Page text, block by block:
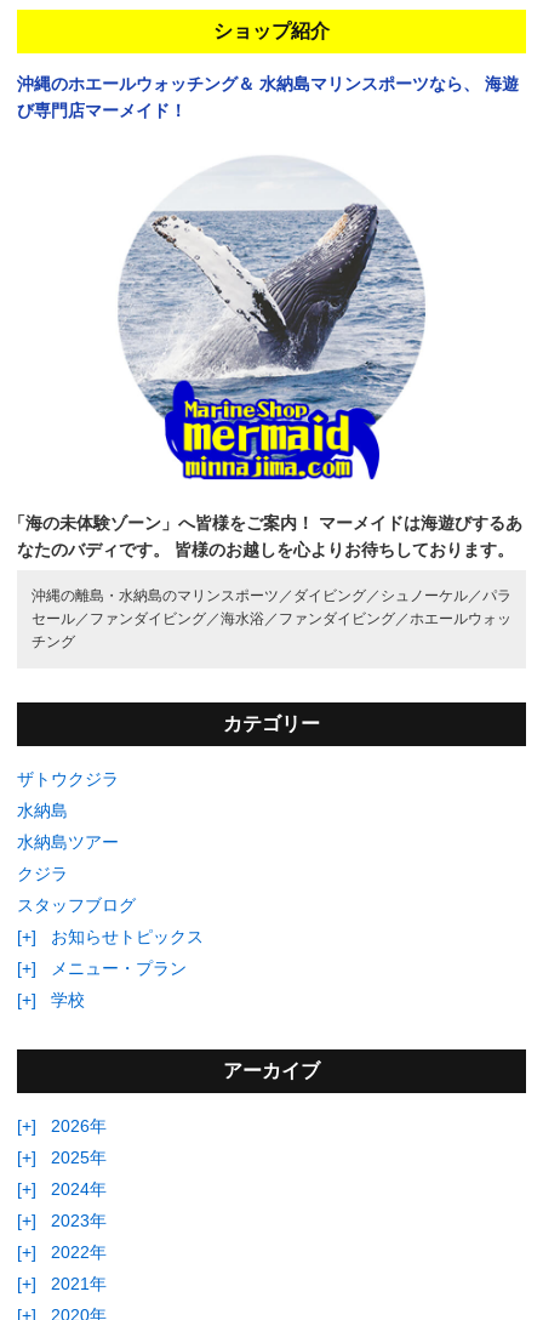
ショップ紹介
沖縄のホエールウォッチング＆ 水納島マリンスポーツなら、
海遊
び専門店マーメイド！
「海の未体験ゾーン」へ皆様をご案内！
マーメイドは海遊びするあ
なたのバディです。
皆様のお越しを心よりお待ちしております。
沖縄の離島・水納島のマリンスポーツ／ ダイビング／ シュノーケル／パラ
セール／ ファンダイビング／海水浴／ ファンダイビング／ホエールウォッ
チング
カテゴリー
ザトウクジラ
水納島
水納島ツアー
クジラ
スタッフブログ
[+]
お知らせトピックス
[+]
メニュー・プラン
[+]
学校
アーカイブ
[+]
2026年
[+]
2025年
[+]
2024年
[+]
2023年
[+]
2022年
[+]
2021年
[+]
2020年